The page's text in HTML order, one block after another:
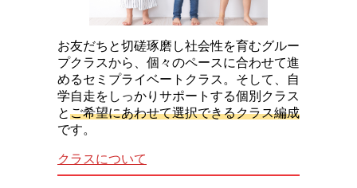
お友だちと切磋琢磨し社会性を育むグルー
プクラスから、個々のペースに合わせて進
めるセミプライベートクラス。そして、自
学自走をしっかりサポートする個別クラス
とご希望にあわせて選択できるクラス編成
です。
クラスについて